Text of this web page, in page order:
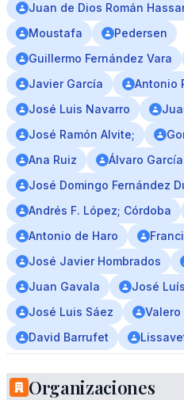
Juan de Dios Román
Moustafa
Pedersen
Guillermo Fernández Vara
Javier García
Antonio
José Luis Navarro
José Ramón Alvite;
Ana Ruiz
Álvaro Garcı́a
José Domingo Fernández
Andrés F. López; Córdoba
Antonio de Haro
José Javier Hombrados
Juan Gavala
José
José Luis Sáez
Valero
David Barrufet
Organizaciones